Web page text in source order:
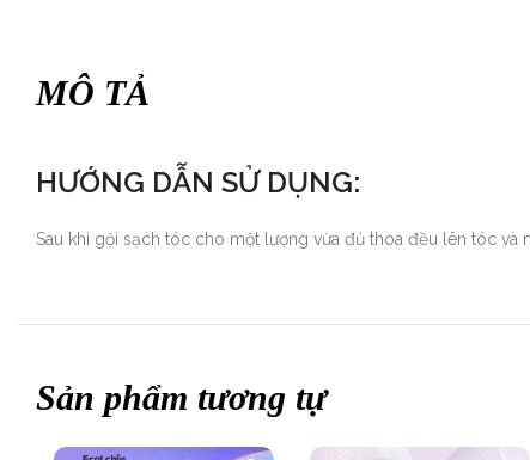
MÔ TẢ
HƯỚNG DẪN SỬ DỤNG:
Sau khi gội sạch tóc cho một lượng vừa đủ thoa đều lên tóc
Sản phẩm tương tự